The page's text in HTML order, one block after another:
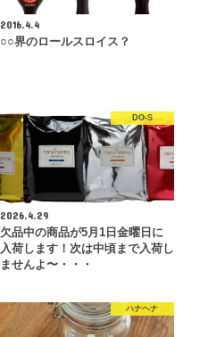
2016.4.4
○○界のロールスロイス？
DO-S
2026.4.29
欠品中の商品が5月1日金曜日に
入荷します！次は中頃まで入荷し
ませんよ〜・・・
ハナヘナ